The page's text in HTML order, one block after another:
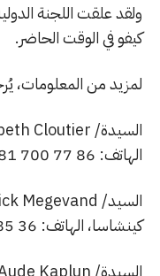
ولقد علقت اللجنة
كيفو في الوقت الحاضر.
لمزيد من المعلومات،
الهاتف: 86 77 700 81 00243
كينشاسا، الهاتف: 36 85 700 81 00243